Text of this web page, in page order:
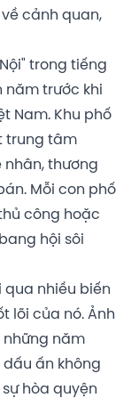
cảnh quan,
trong tiếng
năm trước khi
Nam. Khu phố
trung tâm
nhân, thương
Mỗi con phố
công hoặc
hội sôi
qua nhiều biến
lõi của nó. Ảnh
những năm
ấn không
hòa quyện